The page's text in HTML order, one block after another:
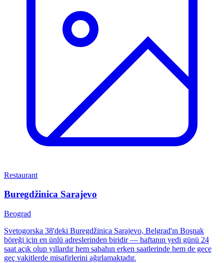
Restaurant
Buregdžinica Sarajevo
Beograd
Svetogorska 38'deki Buregdžinica Sarajevo, Belgrad'ın Boşnak
böreği için en ünlü adreslerinden biridir — haftanın yedi günü 24
saat açık olup yıllardır hem sabahın erken saatlerinde hem de gece
geç vakitlerde misafirlerini ağırlamaktadır.